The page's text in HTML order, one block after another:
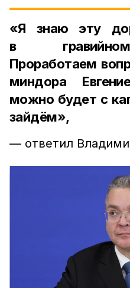
«Я знаю эту
в
Проработаем
миндора
можно будет с
зайдём»,
— ответил